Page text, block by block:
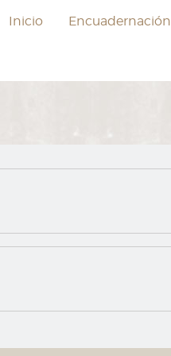
Inicio Encuadernación